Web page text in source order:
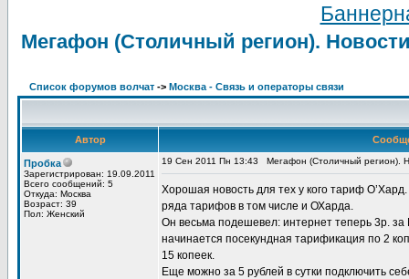
Мегафон (Столичный регион).
Список форумов волчат -> Москва - Связь и операторы связи
Автор
Пробка
Зарегистрирован: 19.09.2011
Всего сообщений: 5
Откуда: Москва
Возраст: 39
Пол: Женский
19 Сен 2011 Пн 13:43 Мегафон (Столичный регион).
Хорошая новость для тех у кого тариф
ряда тарифов в том числе и ОХарда.
Он весьма подешевел: интернет теперь 3р.
начинается посекундная тарификация по 2
15 копеек.
Еще можно за 5 рублей в сутки подключить